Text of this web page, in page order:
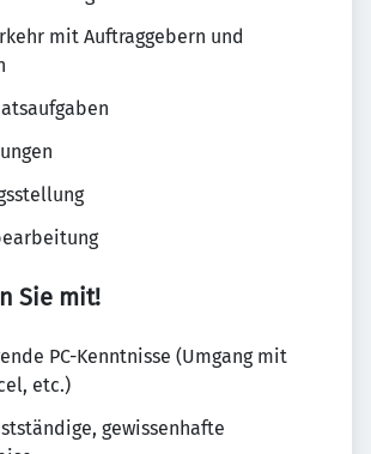
mit Auftraggebern und
Sie mit!
PC-Kenntnisse (Umgang mit
etc.)
gewissenhafte